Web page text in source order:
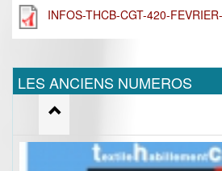
INFOS-THCB-CGT-420-
LES ANCIENS NUMEROS